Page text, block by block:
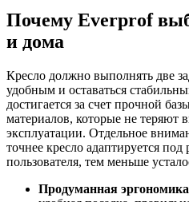
Почему Everprof
и дома
Кресло должно выполнять две
удобным и оставаться
достигается за счет прочной
материалов, которые не теряют
эксплуатации. Отдельное
точнее кресло адаптируется
пользователя, тем меньше
Продуманная эргономика